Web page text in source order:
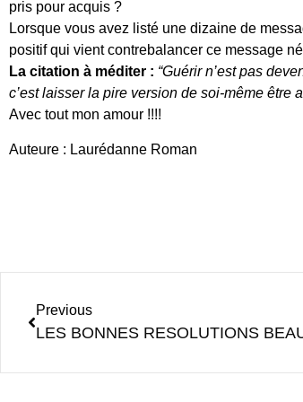
pris pour acquis ?
Lorsque vous avez listé une dizaine de
positif qui vient contrebalancer ce message
La citation à méditer : “Guérir n’est pas
c’est laisser la pire version de soi-même être
Avec tout mon amour !!!!
Auteure : Laurédanne Roman
Previous
LES BONNES RESOLUTIONS